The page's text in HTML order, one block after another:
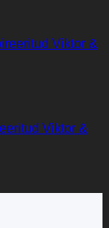
Viktor &